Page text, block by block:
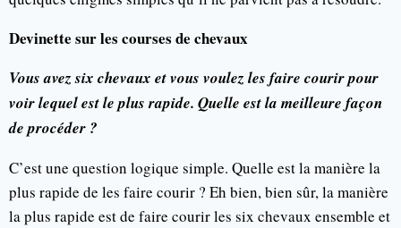
Devinette sur les courses de chevaux
Vous avez six chevaux et vous voulez les faire courir pour
voir lequel est le plus rapide. Quelle est la meilleure façon
de procéder ?
C’est une question logique simple. Quelle est la manière la
plus rapide de les faire courir ? Eh bien, bien sûr, la manière
la plus rapide est de faire courir les six chevaux ensemble et